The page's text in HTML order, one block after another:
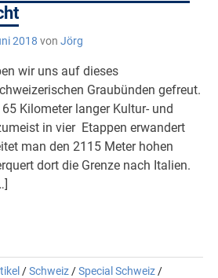
2018 von Jörg
wir uns auf dieses
Graubünden gefreut.
Kilometer langer Kultur- und
in vier Etappen erwandert
man den 2115 Meter hohen
dort die Grenze nach Italien.
/Schweiz /Special Schweiz /